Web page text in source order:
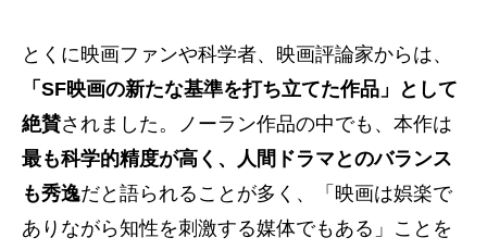
とくに映画ファンや科学者、映画評論家からは、
「SF映画の新たな基準を打ち立てた作品」として
絶賛されました。ノーラン作品の中でも、本作は
最も科学的精度が高く、人間ドラマとのバランス
も秀逸だと語られることが多く、「映画は娯楽で
ありながら知性を刺激する媒体でもある」ことを